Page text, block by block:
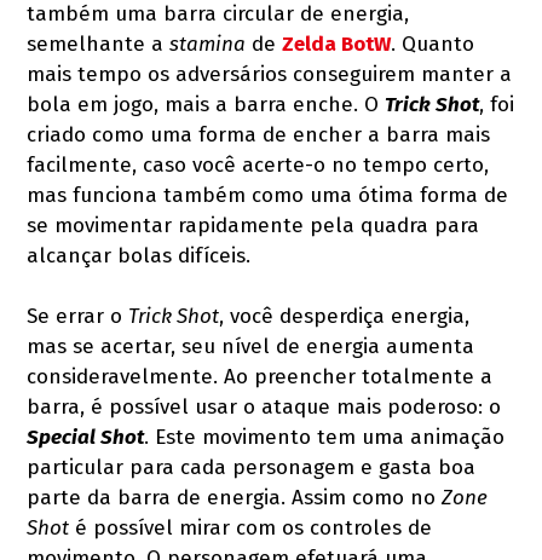
também uma barra circular de energia,
semelhante astamina deZelda BotW. Quanto
mais tempo os adversários conseguirem manter a
bola em jogo, mais a barra enche. O Trick Shot, foi
criado como uma forma de encher a barra mais
facilmente, caso você acerte-o no tempo certo,
mas funciona também como uma ótima forma de
se movimentar rapidamente pela quadra para
alcançar bolas difíceis.
Se errar o Trick Shot, você desperdiça energia,
mas se acertar, seu nível de energia aumenta
consideravelmente. Ao preencher totalmente a
barra, é possível usar o ataque mais poderoso: o
Special Shot. Este movimento tem uma animação
particular para cada personagem e gasta boa
parte da barra de energia. Assim como noZone
Shot é possível mirar com os controles de